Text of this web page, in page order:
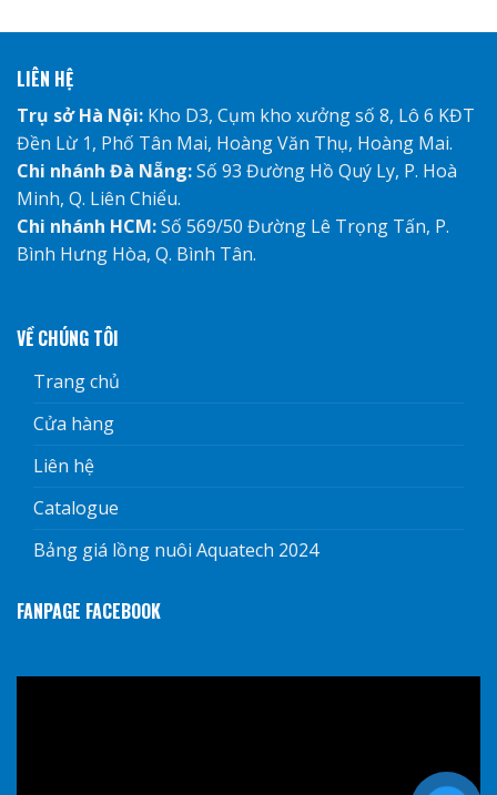
LIÊN HỆ
Trụ sở Hà Nội: Kho D3, Cụm kho xưởng số 8, Lô 6 KĐT
Đền Lừ 1, Phố Tân Mai, Hoàng Văn Thụ, Hoàng Mai.
Chi nhánh Đà Nẵng:Số 93 Đường Hồ Quý Ly, P. Hoà
Minh, Q. Liên Chiểu.
Chi nhánh HCM:Số 569/50 Đường Lê Trọng Tấn, P.
Bình Hưng Hòa, Q. Bình Tân.
VỀ CHÚNG TÔI
Trang chủ
Cửa hàng
Liên hệ
Catalogue
Bảng giá lồng nuôi Aquatech 2024
FANPAGE FACEBOOK